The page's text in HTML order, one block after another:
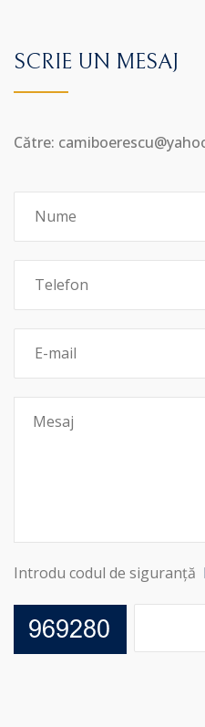
SCRIE UN MESAJ
Către:
Introdu codul de siguranță